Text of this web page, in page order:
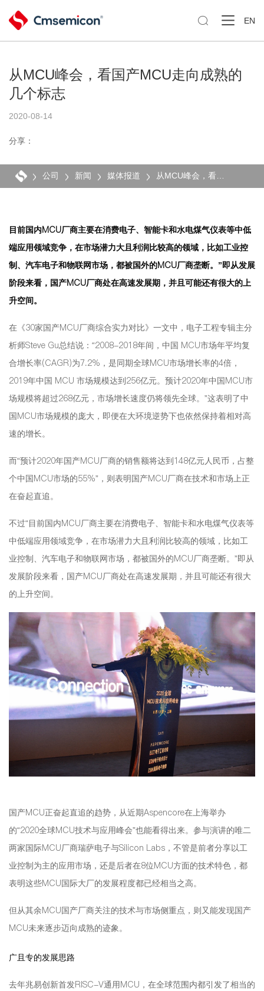
 EN
从MCU峰会，看国产MCU走向成熟的
几个标志
2020-08-14
分享：
公司 新闻 媒体报道
目前国内MCU厂商主要在消费电子、智能卡和水电煤气仪表等中低
端应用领域竞争，在市场潜力大且利润比较高的领域，比如工业控
制、汽车电子和物联网市场，都被国外的MCU厂商垄断。”即从发展
阶段来看，国产MCU厂商处在高速发展期，并且可能还有很大的上
升空间。
在《30家国产MCU厂商综合实力对比》一文中，电子工程专辑主分
析师Steve Gu总结说：“2008-2018年间，中国 MCU市场年平均复
合增长率(CAGR)为7.2%，是同期全球MCU市场增长率的4倍，
2019年中国 MCU 市场规模达到256亿元。预计2020年中国MCU市
场规模将超过268亿元，市场增长速度仍将领先全球。”这表明了中
国MCU市场规模的庞大，即便在大环境逆势下也依然保持着相对高
速的增长。
而“预计2020年国产MCU厂商的销售额将达到148亿元人民币，占整
个中国MCU市场的55%”，则表明国产MCU厂商在技术和市场上正
在奋起直追。
不过“目前国内MCU厂商主要在消费电子、智能卡和水电煤气仪表等
中低端应用领域竞争，在市场潜力大且利润比较高的领域，比如工
业控制、汽车电子和物联网市场，都被国外的MCU厂商垄断。”即从
发展阶段来看，国产MCU厂商处在高速发展期，并且可能还有很大
的上升空间。
国产MCU正奋起直追的趋势，从近期Aspencore在上海举办
的“2020全球MCU技术与应用峰会”也能看得出来。参与演讲的唯二
两家国际MCU厂商瑞萨电子与Silicon Labs，不管是前者分享以工
业控制为主的应用市场，还是后者在8位MCU方面的技术特色，都
表明这些MCU国际大厂的发展程度都已经相当之高。
但从其余MCU国产厂商关注的技术与市场侧重点，则又能发现国产
MCU未来逐步迈向成熟的迹象。
广且专的发展思路
去年兆易创新首发RISC-V通用MCU，在全球范围内都引发了相当的